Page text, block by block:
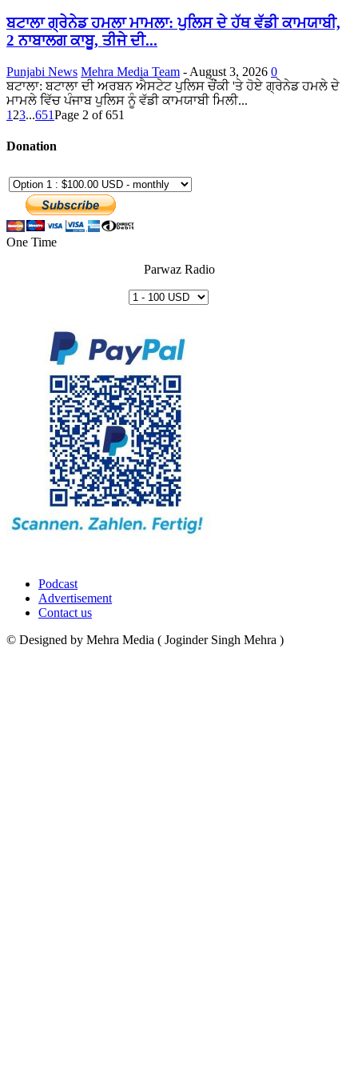
ਬਟਾਲਾ ਗ੍ਰੇਨੇਡ ਹਮਲਾ ਮਾਮਲਾ: ਪੁਲਿਸ ਦੇ ਹੱਥ ਵੱਡੀ ਕਾਮਯਾਬੀ,
2 ਨਾਬਾਲਗ ਕਾਬੂ, ਤੀਜੇ ਦੀ...
Punjabi News Mehra Media Team - August 3, 2026 0
ਬਟਾਲਾ: ਬਟਾਲਾ ਦੀ ਅਰਬਨ ਐਸਟੇਟ ਪੁਲਿਸ ਚੌਂਕੀ 'ਤੇ ਹੋਏ ਗ੍ਰੇਨੇਡ ਹਮਲੇ ਦੇ
ਮਾਮਲੇ ਵਿੱਚ ਪੰਜਾਬ ਪੁਲਿਸ ਨੂੰ ਵੱਡੀ ਕਾਮਯਾਬੀ ਮਿਲੀ...
1 23...651Page 2 of 651
Donation
One Time
Parwaz Radio
Podcast
Advertisement
Contact us
© Designed by Mehra Media ( Joginder Singh Mehra )